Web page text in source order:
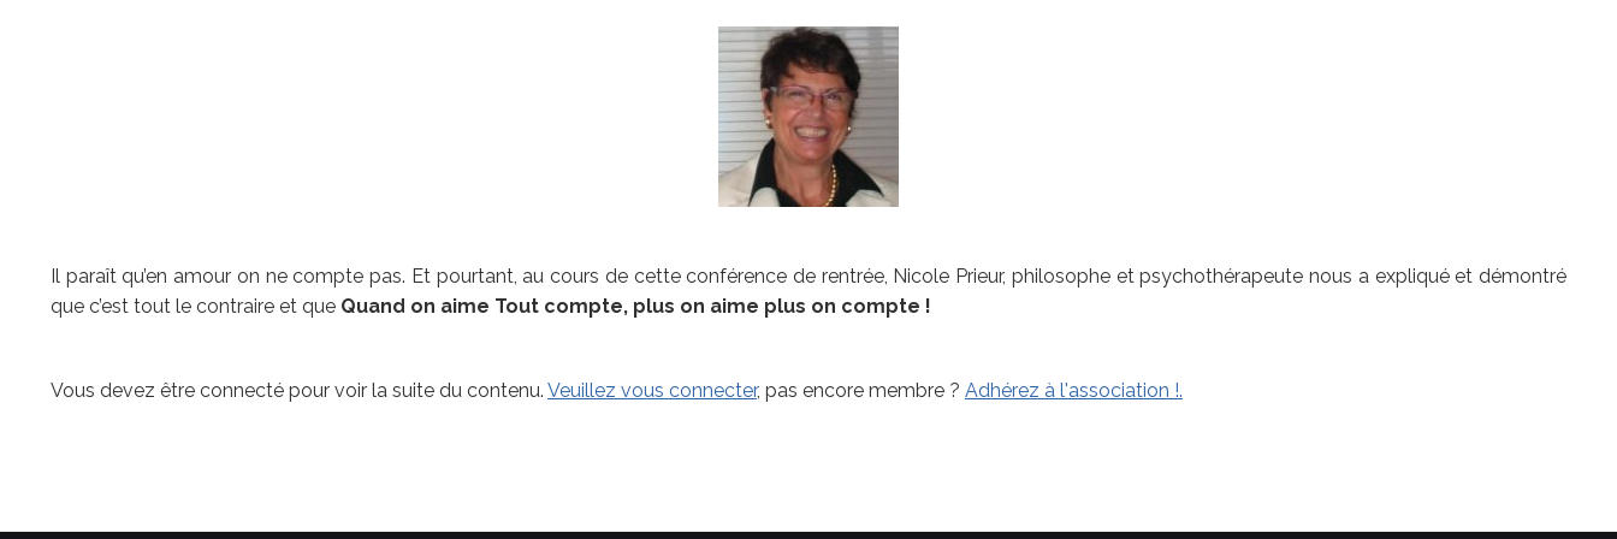
Il paraît qu’en amour on ne compte pas. Et pourtant, au cours de cette conférence de rentrée, Nicole Prieur, philosophe et psychothérapeute nous a expliqué et démontré
que c’est tout le contraire et que Quand on aime Tout compte, plus on aime plus on compte !
Vous devez être connecté pour voir la suite du contenu. Veuillez vous connecter, pas encore membre ? Adhérez à l'association !.